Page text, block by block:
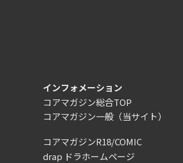
インフォメーション
コアマガジン総合TOP
コアマガジン一般（当サイト）
コアマガジンR18/COMIC
drap ドラホームページ